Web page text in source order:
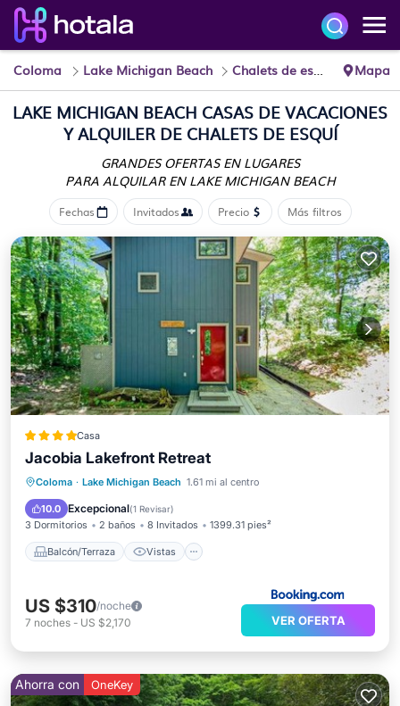
Coloma Lake Michigan Beach Chalets de esquí Mapa
LAKE MICHIGAN BEACH CASAS DE VACACIONES
Y ALQUILER DE CHALETS DE ESQUÍ
GRANDES OFERTAS EN LUGARES
PARA ALQUILAR EN LAKE MICHIGAN BEACH
Fechas Invitados Precio Más filtros
Casa
Jacobia Lakefront Retreat
Coloma · Lake Michigan Beach 1.61 mi al centro
10.0 Excepcional(1 Revisar)
3 Dormitorios 2 baños 8 Invitados 1399.31 pies²
Balcón/Terraza Vistas
Balcón/Terraza
Vistas
Aire acondicionado
US $310/noche
7 noches - US $2,170 VER OFERTA
Ahorra con OneKey